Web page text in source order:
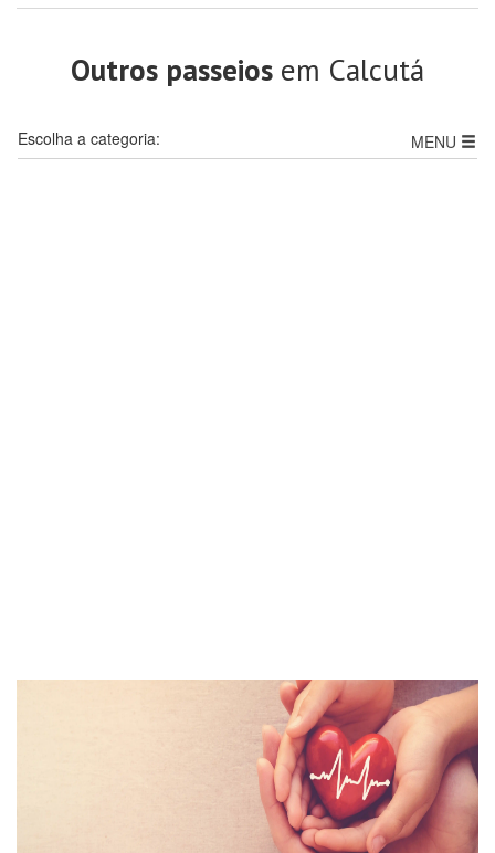
Outros passeios em Calcutá
MENU
Escolha a categoria: